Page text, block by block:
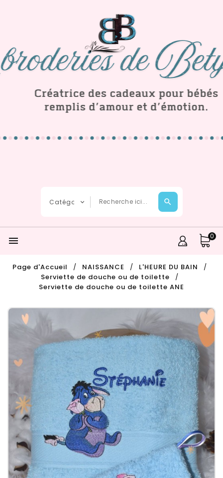
 0
Page d'Accueil NAISSANCE
L'HEURE DU BAIN
Serviette de douche ou de toilette
Serviette de douche ou de toilette ANE